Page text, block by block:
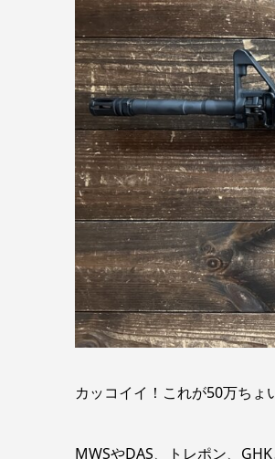
カッコイイ！これが50万ちょ
MWSやDAS、トレポン、